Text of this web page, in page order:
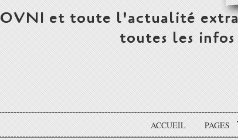
OVNI et toute l'actualité
toutes les
ACCUEIL PAGES